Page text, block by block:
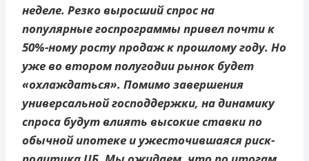
неделе. Резко выросший спрос на
популярные госпрограммы привел почти к
50%-ному росту продаж к прошлому году. Но
уже во втором полугодии рынок будет
«охлаждаться». Помимо завершения
универсальной господдержки, на динамику
спроса будут влиять высокие ставки по
обычной ипотеке и ужесточившаяся риск-